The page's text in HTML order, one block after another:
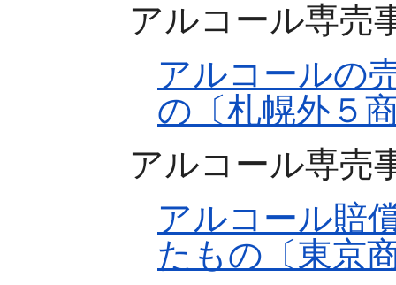
アルコール専
アルコールの
の〔札幌外５
アルコール専
アルコール賠
たもの〔東京